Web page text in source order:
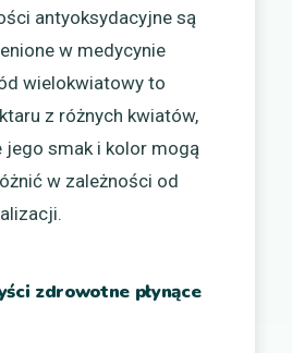
antyoksydacyjne są
w medycynie
wielokwiatowy to
z różnych kwiatów,
jego smak i kolor mogą
w zależności od
zdrowotne płynące